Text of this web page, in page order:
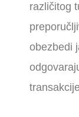
različitog
obezbedi